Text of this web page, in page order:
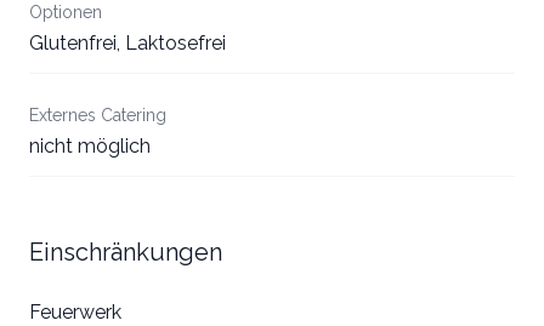
Optionen
Glutenfrei, Laktosefrei
Externes Catering
nicht möglich
Einschränkungen
Feuerwerk